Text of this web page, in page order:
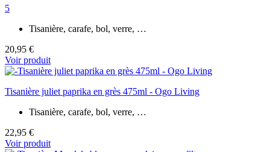
5
Tisanière, carafe, bol, verre, …
20,95 €
Voir produit
Tisanière juliet paprika en grès 475ml - Ogo Living
Tisanière, carafe, bol, verre, …
22,95 €
Voir produit